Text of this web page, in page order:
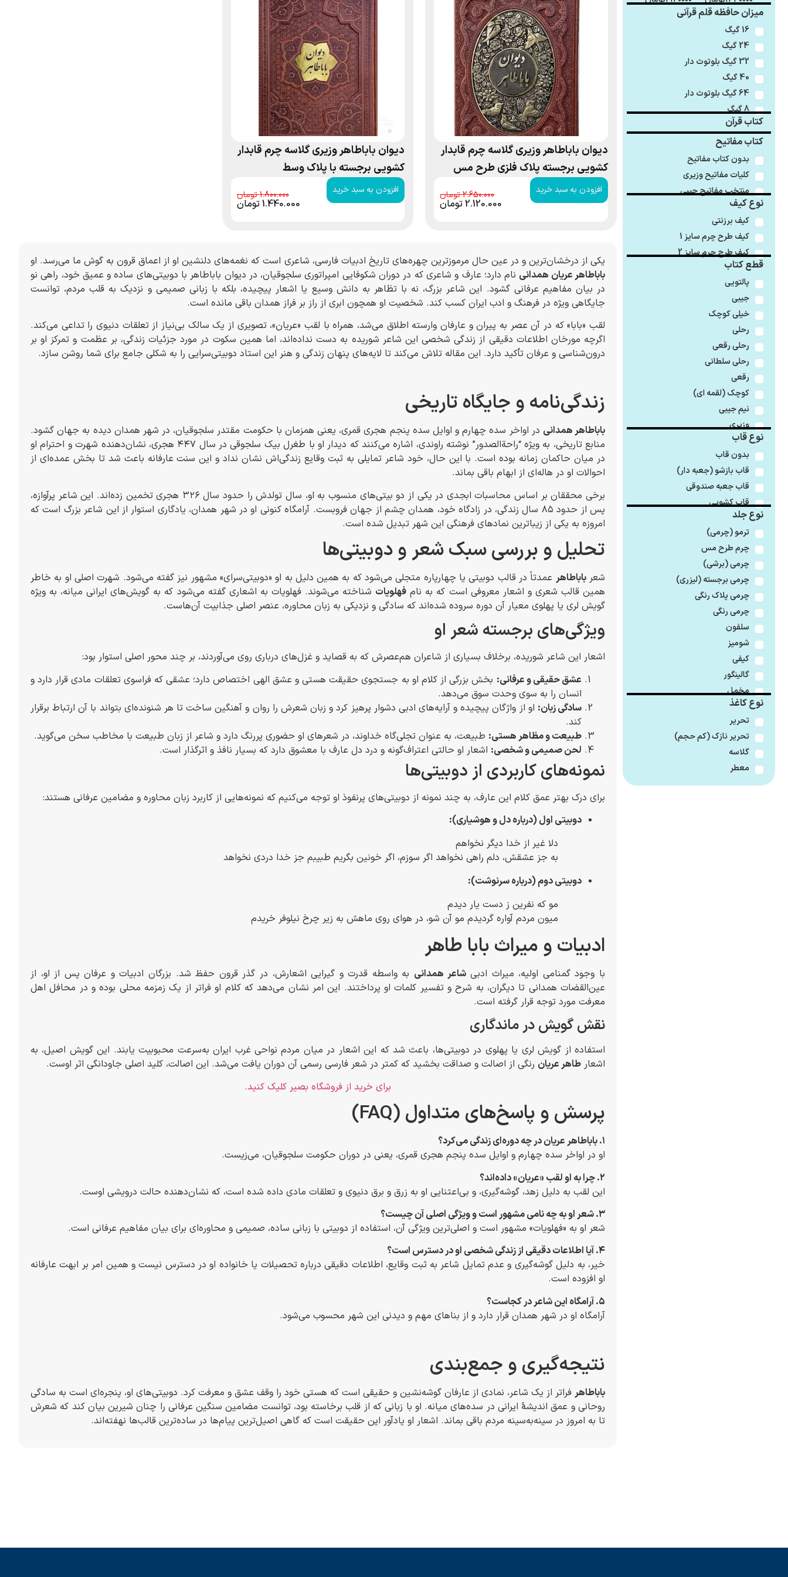
میزان حافظه قلم قرآنی
16 گیگ
24 گیگ
32 گیگ بلوتوث دار
40 گیگ
64 گیگ بلوتوث دار
8 گیگ
کتاب قرآن
کتاب مفاتیح
بدون کتاب مفاتیح
کلیات مفاتیح وزیری
منتخب مفاتیح جیبی
نوع کیف
کیف برزنتی
کیف طرح چرم سایز 1
کیف طرح چرم سایز 2
قطع کتاب
پالتویی
جیبی
خیلی کوچک
رحلی
رحلی رقعی
رحلی سلطانی
رقعی
کوچک (لقمه ای)
نیم جیبی
وزیری
نوع قاب
بدون قاب
قاب بازشو (جعبه دار)
قاب جعبه صندوقی
قاب کشویی
نوع جلد
ترمو (چرمی)
چرم طرح مس
چرمی (برشی)
چرمی برجسته (لیزری)
چرمی پلاک رنگی
چرمی رنگی
سلفون
شومیز
کیفی
گالینگور
مخمل
نوع کاغذ
تحریر
تحریر نازک (کم حجم)
گلاسه
معطر
دیوان باباطاهر وزیری گلاسه چرم قابدار
کشویی برجسته پلاک فلزی طرح مس
افزودن به سبد خرید 2.650.000
2.120.000تومان
دیوان باباطاهر وزیری گلاسه چرم قابدار
کشویی برجسته با پلاک وسط
افزودن به سبد خرید 1.800.000
1.440.000تومان
یکی از درخشان‌ترین و در عین حال مرموزترین چهره‌های تاریخ ادبیات فارسی، شاعری است که نغمه‌های دلنشین او از اعماق قرون به گوش ما می‌رسد. او
باباطاهر عریان همدانی نام دارد؛ عارف و شاعری که در دوران شکوفایی امپراتوری سلجوقیان، در دیوان باباطاهر با دوبیتی‌های ساده و عمیق خود، راهی نو
در بیان مفاهیم عرفانی گشود. این شاعر بزرگ، نه با تظاهر به دانش وسیع یا اشعار پیچیده، بلکه با زبانی صمیمی و نزدیک به قلب مردم، توانست
جایگاهی ویژه در فرهنگ و ادب ایران کسب کند. شخصیت او همچون ابری از راز بر فراز همدان باقی مانده است.
لقب «بابا» که در آن عصر به پیران و عارفان وارسته اطلاق می‌شد، همراه با لقب «عریان»، تصویری از یک سالک بی‌نیاز از تعلقات دنیوی را تداعی می‌کند.
اگرچه مورخان اطلاعات دقیقی از زندگی شخصی این شاعر شوریده به دست نداده‌اند، اما همین سکوت در مورد جزئیات زندگی، بر عظمت و تمرکز او بر
درون‌شناسی و عرفان تأکید دارد. این مقاله تلاش می‌کند تا لایه‌های پنهان زندگی و هنر این استاد دوبیتی‌سرایی را به شکلی جامع برای شما روشن سازد.
زندگی‌نامه و جایگاه تاریخی
باباطاهر همدانی در اواخر سده چهارم و اوایل سده پنجم هجری قمری، یعنی همزمان با حکومت مقتدر سلجوقیان، در شهر همدان دیده به جهان گشود.
منابع تاریخی، به ویژه “راحةالصدور” نوشته راوندی، اشاره می‌کنند که دیدار او با طغرل بیک سلجوقی در سال ۴۴۷ هجری، نشان‌دهنده شهرت و احترام او
در میان حاکمان زمانه بوده است. با این حال، خود شاعر تمایلی به ثبت وقایع زندگی‌اش نشان نداد و این سنت عارفانه باعث شد تا بخش عمده‌ای از
احوالات او در هاله‌ای از ابهام باقی بماند.
برخی محققان بر اساس محاسبات ابجدی در یکی از دو بیتی‌های منسوب به او، سال تولدش را حدود سال ۳۲۶ هجری تخمین زده‌اند. این شاعر پرآوازه،
پس از حدود ۸۵ سال زندگی، در زادگاه خود، همدان چشم از جهان فروبست. آرامگاه کنونی او در شهر همدان، یادگاری استوار از این شاعر بزرگ است که
امروزه به یکی از زیباترین نمادهای فرهنگی این شهر تبدیل شده است.
تحلیل و بررسی سبک شعر و دوبیتی‌ها
شعرباباطاهر عمدتاً در قالب دوبیتی یا چهارپاره متجلی می‌شود که به همین دلیل به او «دوبیتی‌سرای» مشهور نیز گفته می‌شود. شهرت اصلی او به خاطر
همین قالب شعری و اشعار معروفی است که به نام فهلویات شناخته می‌شوند. فهلویات به اشعاری گفته می‌شود که به گویش‌های ایرانی میانه، به ویژه
گویش لری یا پهلوی معیار آن دوره سروده شده‌اند که سادگی و نزدیکی به زبان محاوره، عنصر اصلی جذابیت آن‌هاست.
ویژگی‌های برجسته شعر او
اشعار این شاعر شوریده، برخلاف بسیاری از شاعران هم‌عصرش که به قصاید و غزل‌های درباری روی می‌آوردند، بر چند محور اصلی استوار بود:
عشق حقیقی و عرفانی: بخش بزرگی از کلام او به جستجوی حقیقت هستی و عشق الهی اختصاص دارد؛ عشقی که فراسوی تعلقات مادی قرار دارد و
انسان را به سوی وحدت سوق می‌دهد.
سادگی زبان: او از واژگان پیچیده و آرایه‌های ادبی دشوار پرهیز کرد و زبان شعرش را روان و آهنگین ساخت تا هر شنونده‌ای بتواند با آن ارتباط برقرار
کند.
طبیعت و مظاهر هستی: طبیعت، به عنوان تجلی‌گاه خداوند، در شعرهای او حضوری پررنگ دارد و شاعر از زبان طبیعت با مخاطب سخن می‌گوید.
لحن صمیمی و شخصی: اشعار او حالتی اعتراف‌گونه و درد دل عارف با معشوق دارد که بسیار نافذ و اثرگذار است.
نمونه‌های کاربردی از دوبیتی‌ها
برای درک بهتر عمق کلام این عارف، به چند نمونه از دوبیتی‌های پرنفوذ او توجه می‌کنیم که نمونه‌هایی از کاربرد زبان محاوره و مضامین عرفانی هستند:
دوبیتی اول (درباره دل و هوشیاری):
دلا غیر از خدا دیگر نخواهم
به جز عشقش، دلم راهی نخواهد اگر سوزم، اگر خونین بگریم طبیبم جز خدا دردی نخواهد
دوبیتی دوم (درباره سرنوشت):
مو که نفرین ز دست یار دیدم
میون مردم آواره گردیدم مو آن شو، در هوای روی ماهش به زیر چرخ نیلوفر خریدم
ادبیات و میراث بابا طاهر
با وجود گمنامی اولیه، میراث ادبیشاعر همدانی به واسطه قدرت و گیرایی اشعارش، در گذر قرون حفظ شد. بزرگان ادبیات و عرفان پس از او، از
عین‌القضات همدانی تا دیگران، به شرح و تفسیر کلمات او پرداختند. این امر نشان می‌دهد که کلام او فراتر از یک زمزمه محلی بوده و در محافل اهل
معرفت مورد توجه قرار گرفته است.
نقش گویش در ماندگاری
استفاده از گویش لری یا پهلوی در دوبیتی‌ها، باعث شد که این اشعار در میان مردم نواحی غرب ایران به‌سرعت محبوبیت یابند. این گویش اصیل، به
اشعار طاهر عریان رنگی از اصالت و صداقت بخشید که کمتر در شعر فارسی رسمی آن دوران یافت می‌شد. این اصالت، کلید اصلی جاودانگی اثر اوست.
برای خرید از فروشگاه بصیر کلیک کنید.
پرسش و پاسخ‌های متداول (FAQ)
۱. باباطاهر عریان در چه دوره‌ای زندگی می‌کرد؟
او در اواخر سده چهارم و اوایل سده پنجم هجری قمری، یعنی در دوران حکومت سلجوقیان، می‌زیست.
۲. چرا به او لقب «عریان» داده‌اند؟
این لقب به دلیل زهد، گوشه‌گیری، و بی‌اعتنایی او به زرق و برق دنیوی و تعلقات مادی داده شده است، که نشان‌دهنده حالت درویشی اوست.
۳. شعر او به چه نامی مشهور است و ویژگی اصلی آن چیست؟
شعر او به «فهلویات» مشهور است و اصلی‌ترین ویژگی آن، استفاده از دوبیتی با زبانی ساده، صمیمی و محاوره‌ای برای بیان مفاهیم عرفانی است.
۴. آیا اطلاعات دقیقی از زندگی شخصی او در دسترس است؟
خیر، به دلیل گوشه‌گیری و عدم تمایل شاعر به ثبت وقایع، اطلاعات دقیقی درباره تحصیلات یا خانواده او در دسترس نیست و همین امر بر ابهت عارفانه
او افزوده است.
۵. آرامگاه این شاعر در کجاست؟
آرامگاه او در شهر همدان قرار دارد و از بناهای مهم و دیدنی این شهر محسوب می‌شود.
نتیجه‌گیری و جمع‌بندی
باباطاهر فراتر از یک شاعر، نمادی از عارفان گوشه‌نشین و حقیقی است که هستی خود را وقف عشق و معرفت کرد. دوبیتی‌های او، پنجره‌ای است به سادگی
روحانی و عمق اندیشهٔ ایرانی در سده‌های میانه. او با زبانی که از قلب برخاسته بود، توانست مضامین سنگین عرفانی را چنان شیرین بیان کند که شعرش
تا به امروز در سینه‌به‌سینه مردم باقی بماند. اشعار او یادآور این حقیقت است که گاهی اصیل‌ترین پیام‌ها در ساده‌ترین قالب‌ها نهفته‌اند.